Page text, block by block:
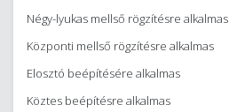
Négy-lyukas mellső rögzítésre alkalmas
Központi mellső rögzítésre alkalmas
Elosztó beépítésére alkalmas
Köztes beépítésre alkalmas